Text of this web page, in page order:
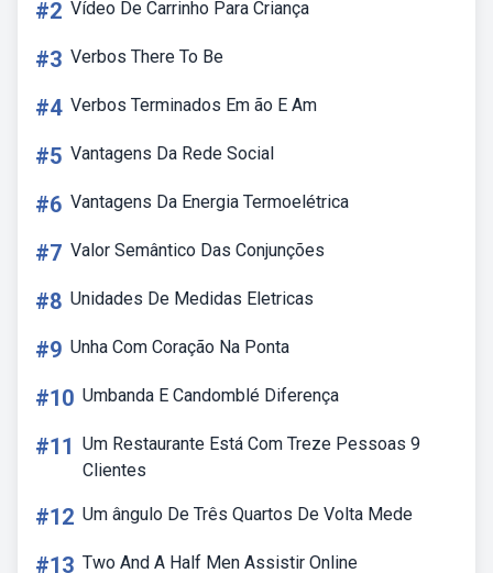
#2 Vídeo De Carrinho Para Criança
#3 Verbos There To Be
#4 Verbos Terminados Em ão E Am
#5 Vantagens Da Rede Social
#6 Vantagens Da Energia Termoelétrica
#7 Valor Semântico Das Conjunções
#8 Unidades De Medidas Eletricas
#9 Unha Com Coração Na Ponta
#10 Umbanda E Candomblé Diferença
#11 Um Restaurante Está Com Treze Pessoas 9
Clientes
#12 Um ângulo De Três Quartos De Volta Mede
#13 Two And A Half Men Assistir Online